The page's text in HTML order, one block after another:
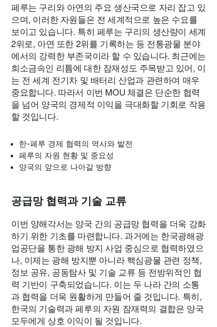
페루는 구리와 아연의 주요 생산국으로 자리 잡고 있
으며, 이러한 자원들은 전 세계적으로 높은 수요를
보이고 있습니다. 특히 페루는 구리의 생산량이 세계
2위로, 아연 또한 2위를 기록하는 등 전통광물 분야
에서의 강력한 부존국이라 할 수 있습니다. 최근에는
희소금속인 리튬에 대한 잠재성도 주목받고 있어, 이
는 전 세계 전기차 및 배터리 산업과 관련하여 매우
중요합니다. 따라서 이번 MOU 체결은 단순한 협력
을 넘어 양국의 경제적 이익을 극대화할 기회로 작용
할 것입니다.
한-페루 경제 협력의 역사와 발전
페루의 자원 현황 및 중요성
양국의 앞으로 나아갈 방향
공급망 협력과 기술 교류
이번 양해각서는 양국 간의 공급망 협력을 더욱 강화
하기 위한 기초를 마련합니다. 과거에는 한국광해광
업공단을 통한 광해 방지 사업 중심으로 협력하였으
나, 이제는 광해 방지뿐 아니라 핵심광물 관련 정책,
정보 공유, 공동탐사 및 기술 교류 등 전방위적인 협
력 기반이 구축되었습니다. 이는 두 나라 간의 소통
과 협력을 더욱 원활하게 만들어 줄 것입니다. 특히,
한국의 기술력과 페루의 자원 잠재력의 결합은 양국
모두에게 상호 이익이 될 것입니다.